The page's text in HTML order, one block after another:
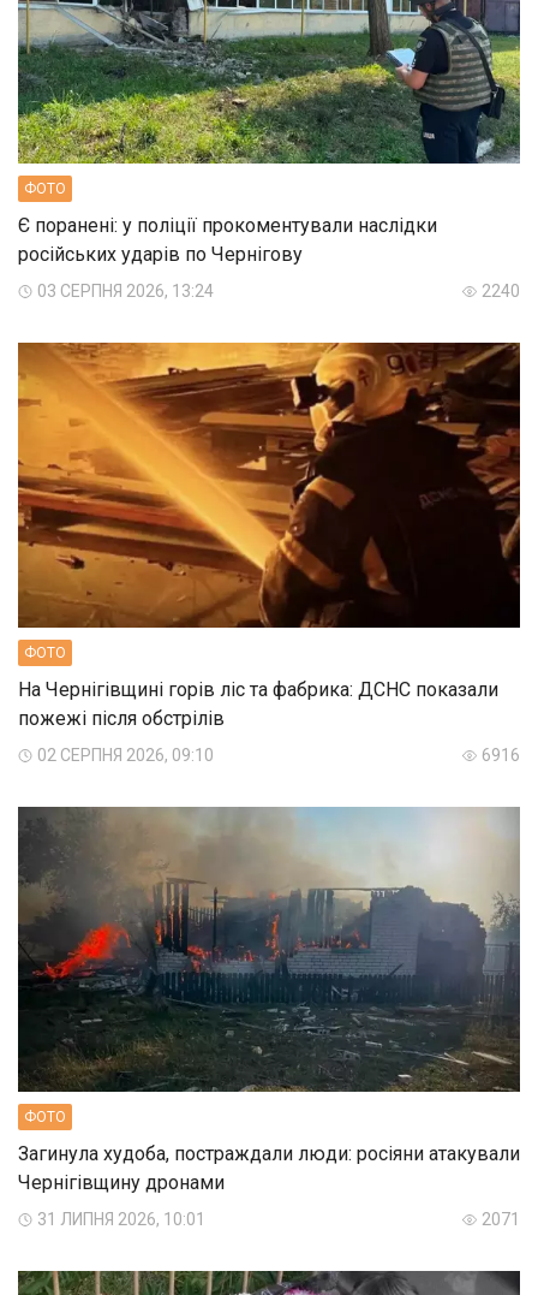
ФОТО
Є поранені: у поліції прокоментували наслідки
російських ударів по Чернігову
03 СЕРПНЯ 2026, 13:24 2240
ФОТО
На Чернігівщині горів ліс та фабрика: ДСНС показали
пожежі після обстрілів
02 СЕРПНЯ 2026, 09:10 6916
ФОТО
Загинула худоба, постраждали люди: росіяни атакували
Чернігівщину дронами
31 ЛИПНЯ 2026, 10:01 2071